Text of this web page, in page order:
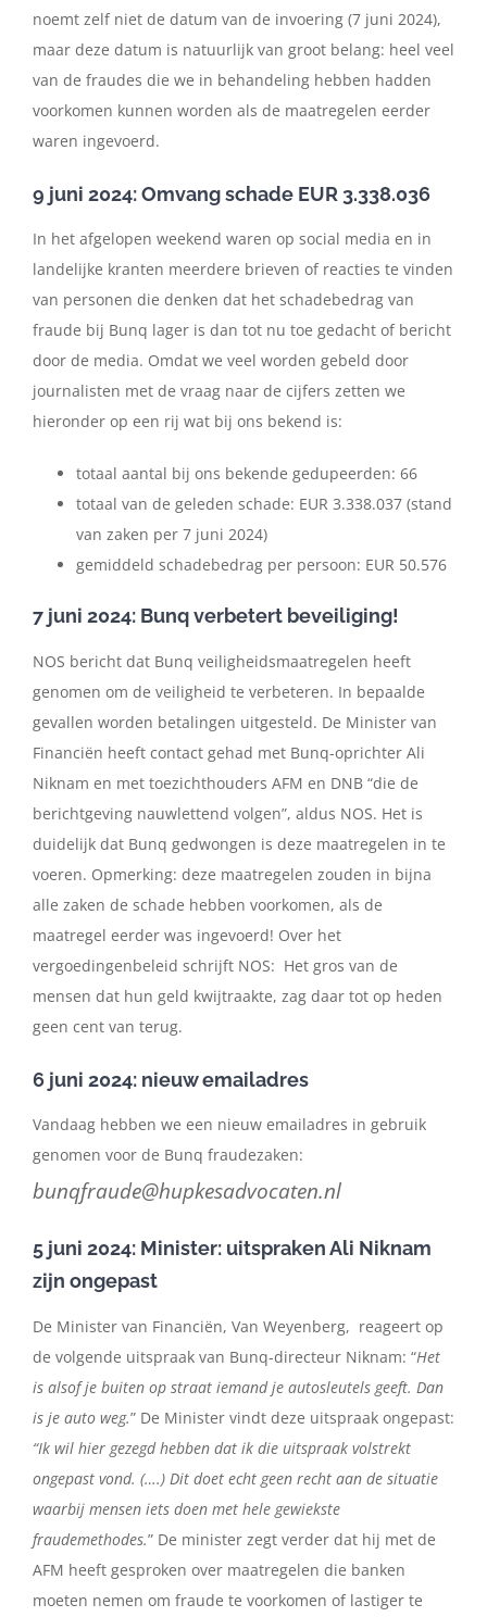
noemt zelf niet de datum van de invoering (7 juni 2024),
maar deze datum is natuurlijk van groot belang: heel veel
van de fraudes die we in behandeling hebben hadden
voorkomen kunnen worden als de maatregelen eerder
waren ingevoerd.
9 juni 2024: Omvang schade EUR 3.338.036
In het afgelopen weekend waren op social media en in
landelijke kranten meerdere brieven of reacties te vinden
van personen die denken dat het schadebedrag van
fraude bij Bunq lager is dan tot nu toe gedacht of bericht
door de media. Omdat we veel worden gebeld door
journalisten met de vraag naar de cijfers zetten we
hieronder op een rij wat bij ons bekend is:
totaal aantal bij ons bekende gedupeerden: 66
totaal van de geleden schade: EUR 3.338.037 (stand
van zaken per 7 juni 2024)
gemiddeld schadebedrag per persoon: EUR 50.576
7 juni 2024: Bunq verbetert beveiliging!
NOS bericht dat Bunq veiligheidsmaatregelen heeft
genomen om de veiligheid te verbeteren. In bepaalde
gevallen worden betalingen uitgesteld. De Minister van
Financiën heeft contact gehad met Bunq-oprichter Ali
Niknam en met toezichthouders AFM en DNB “die de
berichtgeving nauwlettend volgen”, aldus NOS. Het is
duidelijk dat Bunq gedwongen is deze maatregelen in te
voeren. Opmerking: deze maatregelen zouden in bijna
alle zaken de schade hebben voorkomen, als de
maatregel eerder was ingevoerd! Over het
vergoedingenbeleid schrijft NOS: Het gros van de
mensen dat hun geld kwijtraakte, zag daar tot op heden
geen cent van terug.
6 juni 2024: nieuw emailadres
Vandaag hebben we een nieuw emailadres in gebruik
genomen voor de Bunq fraudezaken:
bunqfraude@hupkesadvocaten.nl
5 juni 2024: Minister: uitspraken Ali Niknam
zijn ongepast
De Minister van Financiën, Van Weyenberg, reageert op
de volgende uitspraak van Bunq-directeur Niknam: “Het
is alsof je buiten op straat iemand je autosleutels geeft. Dan
is je auto weg.” De Minister vindt deze uitspraak ongepast:
“Ik wil hier gezegd hebben dat ik die uitspraak volstrekt
ongepast vond. (….) Dit doet echt geen recht aan de situatie
waarbij mensen iets doen met hele gewiekste
fraudemethodes.” De minister zegt verder dat hij met de
AFM heeft gesproken over maatregelen die banken
moeten nemen om fraude te voorkomen of lastiger te